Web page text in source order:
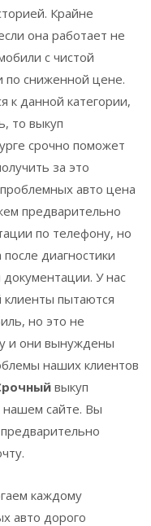
Крайне
она работает не
с чистой
по сниженной цене.
к данной категории,
то выкуп
срочно поможет
за это
авто цена
предварительно
по телефону, но
диагностики
У нас
пытаются
но это не
и они вынуждены
наших клиентов
выкуп
нашем сайте. Вы
каждому
авто дорого